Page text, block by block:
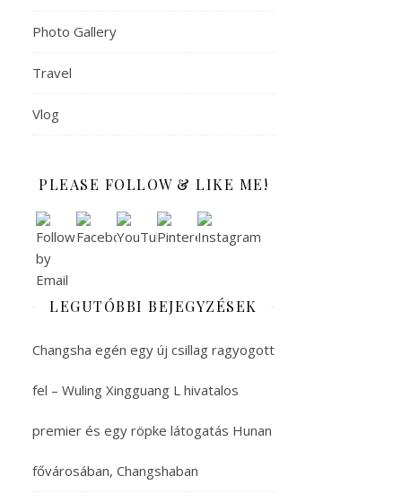
Photo Gallery
Travel
Vlog
PLEASE FOLLOW & LIKE ME!
LEGUTÓBBI BEJEGYZÉSEK
Changsha egén egy új csillag ragyogott
fel – Wuling Xingguang L hivatalos
premier és egy röpke látogatás Hunan
fővárosában, Changshaban